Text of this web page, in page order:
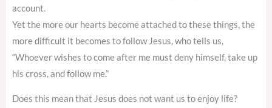
account.
Yet the more our hearts become attached to these things, the
more difficult it becomes to follow Jesus, who tells us,
“Whoever wishes to come after me must deny himself, take up
his cross, and follow me.”
Does this mean that Jesus does not want us to enjoy life?